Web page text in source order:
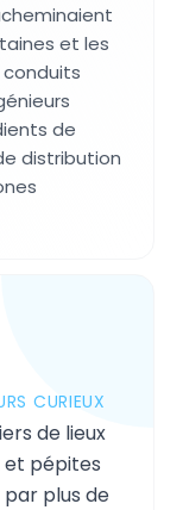
et les
de
distribution
CURIEUX
de lieux
et pépites
plus de